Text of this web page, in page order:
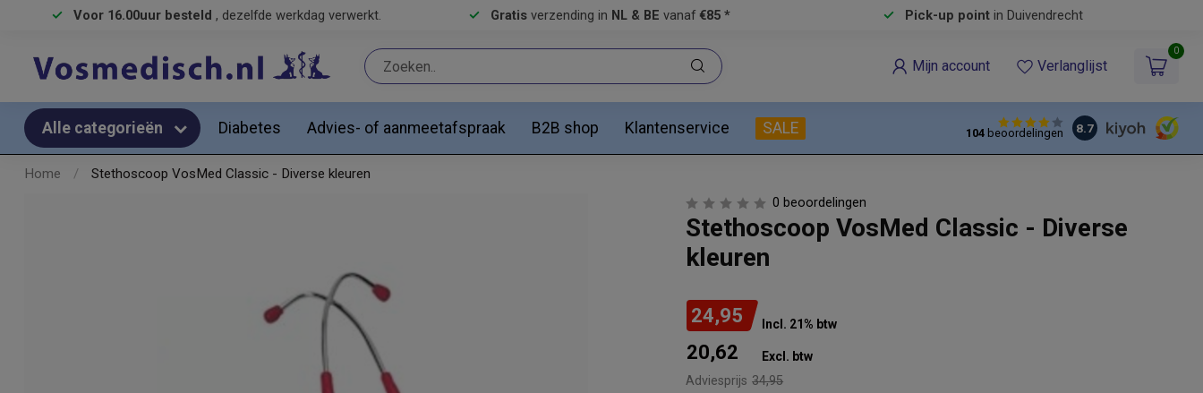
Voor 16.00uur besteld , dezelfde werkdag verwerkt. Gratis verzending in NL & BE vanaf €85 * Pick-up pointin Duivendrecht
Mijn account Verlanglijst
0
Alle categorieën Diabetes Advies- of aanmeetafspraak B2B shop Klantenservice SALE 104beoordelingen 8.7
Home / Stethoscoop VosMed Classic - Diverse kleuren
0 beoordelingen
Stethoscoop VosMed Classic - Diverse
kleuren
24,95 Incl. 21% btw
20,62 Excl. btw
Adviesprijs 34,95